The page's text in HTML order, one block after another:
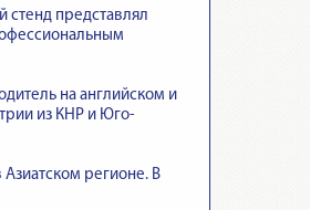
стенд представлял
на английском и
из КНР и Юго-
регионе. В